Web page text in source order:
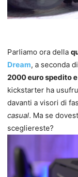
Parliamo ora della
Dream, a seconda
2000 euro spedito
kickstarter ha
davanti a visori di
casual. Ma se
scegliereste?